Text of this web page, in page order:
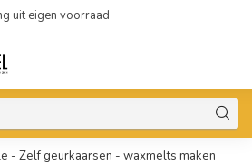
uit eigen voorraad
- Zelf geurkaarsen - waxmelts maken